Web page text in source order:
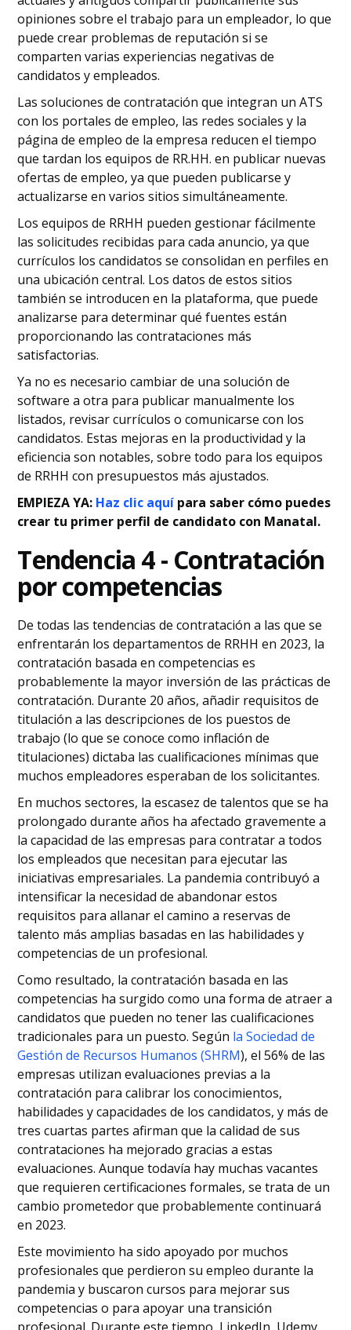
opiniones sobre el trabajo para un empleador, lo que
puede crear problemas de reputación si se
comparten varias experiencias negativas de
candidatos y empleados.
Las soluciones de contratación que integran un ATS
con los portales de empleo, las redes sociales y la
página de empleo de la empresa reducen el tiempo
que tardan los equipos de RR.HH. en publicar nuevas
ofertas de empleo, ya que pueden publicarse y
actualizarse en varios sitios simultáneamente.
Los equipos de RRHH pueden gestionar fácilmente
las solicitudes recibidas para cada anuncio, ya que
currículos los candidatos se consolidan en perfiles en
una ubicación central. Los datos de estos sitios
también se introducen en la plataforma, que puede
analizarse para determinar qué fuentes están
proporcionando las contrataciones más
satisfactorias.
Ya no es necesario cambiar de una solución de
software a otra para publicar manualmente los
listados, revisar currículos o comunicarse con los
candidatos. Estas mejoras en la productividad y la
eficiencia son notables, sobre todo para los equipos
de RRHH con presupuestos más ajustados.
EMPIEZA YA: Haz clic aquí para saber cómo puedes
crear tu primer perfil de candidato con Manatal.
Tendencia 4 - Contratación
por competencias
De todas las tendencias de contratación a las que se
enfrentarán los departamentos de RRHH en 2023, la
contratación basada en competencias es
probablemente la mayor inversión de las prácticas de
contratación. Durante 20 años, añadir requisitos de
titulación a las descripciones de los puestos de
trabajo (lo que se conoce como inflación de
titulaciones) dictaba las cualificaciones mínimas que
muchos empleadores esperaban de los solicitantes.
En muchos sectores, la escasez de talentos que se ha
prolongado durante años ha afectado gravemente a
la capacidad de las empresas para contratar a todos
los empleados que necesitan para ejecutar las
iniciativas empresariales. La pandemia contribuyó a
intensificar la necesidad de abandonar estos
requisitos para allanar el camino a reservas de
talento más amplias basadas en las habilidades y
competencias de un profesional.
Como resultado, la contratación basada en las
competencias ha surgido como una forma de atraer a
candidatos que pueden no tener las cualificaciones
tradicionales para un puesto. Según la Sociedad de
Gestión de Recursos Humanos (SHRM), el 56% de las
empresas utilizan evaluaciones previas a la
contratación para calibrar los conocimientos,
habilidades y capacidades de los candidatos, y más de
tres cuartas partes afirman que la calidad de sus
contrataciones ha mejorado gracias a estas
evaluaciones. Aunque todavía hay muchas vacantes
que requieren certificaciones formales, se trata de un
cambio prometedor que probablemente continuará
en 2023.
Este movimiento ha sido apoyado por muchos
profesionales que perdieron su empleo durante la
pandemia y buscaron cursos para mejorar sus
competencias o para apoyar una transición